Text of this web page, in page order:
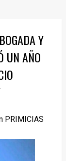
Y
UN AÑO
PRIMICIAS